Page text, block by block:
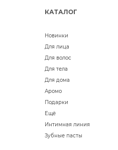
КАТАЛОГ
Новинки
Для лица
Для волос
Для тела
Для дома
Аромо
Подарки
Ещё
Интимная линия
Зубные пасты